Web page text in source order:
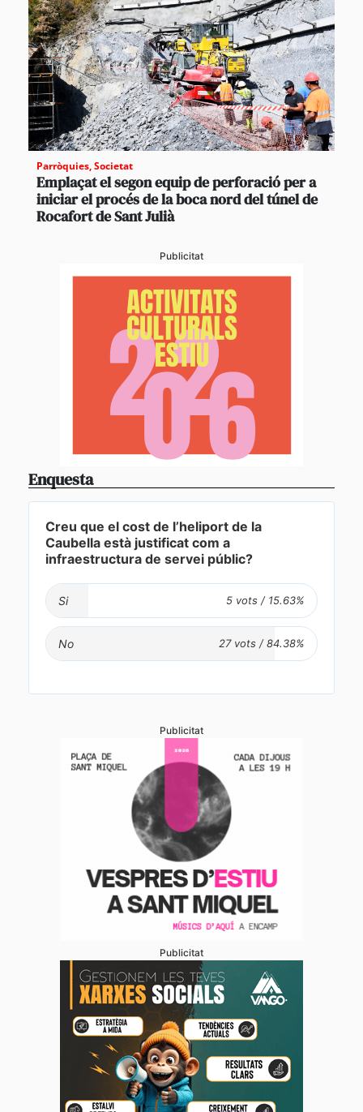
Parròquies,Societat
Emplaçat el segon equip de perforació per a
iniciar el procés de la boca nord del túnel de
Rocafort de Sant Julià
Publicitat
Enquesta
Creu que el cost de l’heliport de la
Caubella està justificat com a
infraestructura de servei públic?
Si
No
Publicitat
Publicitat